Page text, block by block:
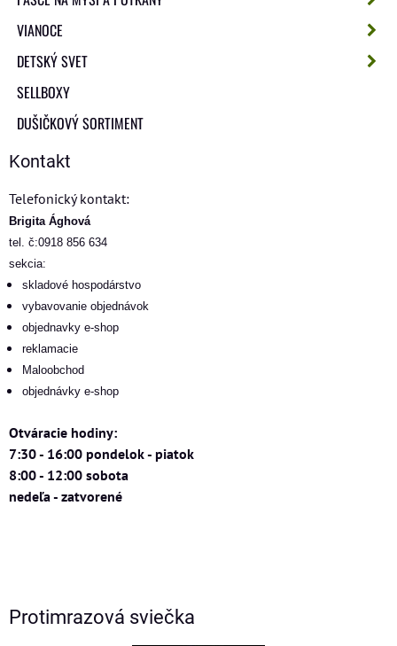
VIANOCE
DETSKÝ SVET
SELLBOXY
DUŠIČKOVÝ SORTIMENT
Kontakt
Telefonický kontakt:
Brigita Ághová
tel. č:0918 856 634
sekcia:
skladové hospodárstvo
vybavovanie objednávok
objednavky e-shop
reklamacie
Maloobchod
objednávky e-shop
Otváracie hodiny:
7:30 - 16:00 pondelok - piatok
8:00 - 12:00 sobota
nedeľa - zatvorené
Protimrazová sviečka